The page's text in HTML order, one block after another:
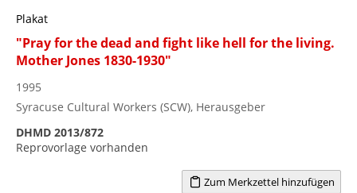
Plakat
"Pray for the dead and fight like hell for the living.
Mother Jones 1830-1930"
1995
Syracuse Cultural Workers (SCW), Herausgeber
DHMD 2013/872
Reprovorlage vorhanden
Zum Merkzettel hinzufügen